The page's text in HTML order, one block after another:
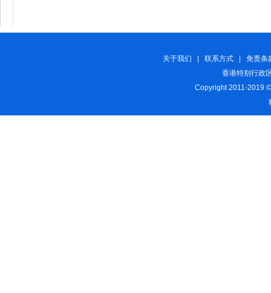
关于我们 | 联系方式 |
免责条
香港特别行政
Copyright 2011-2019